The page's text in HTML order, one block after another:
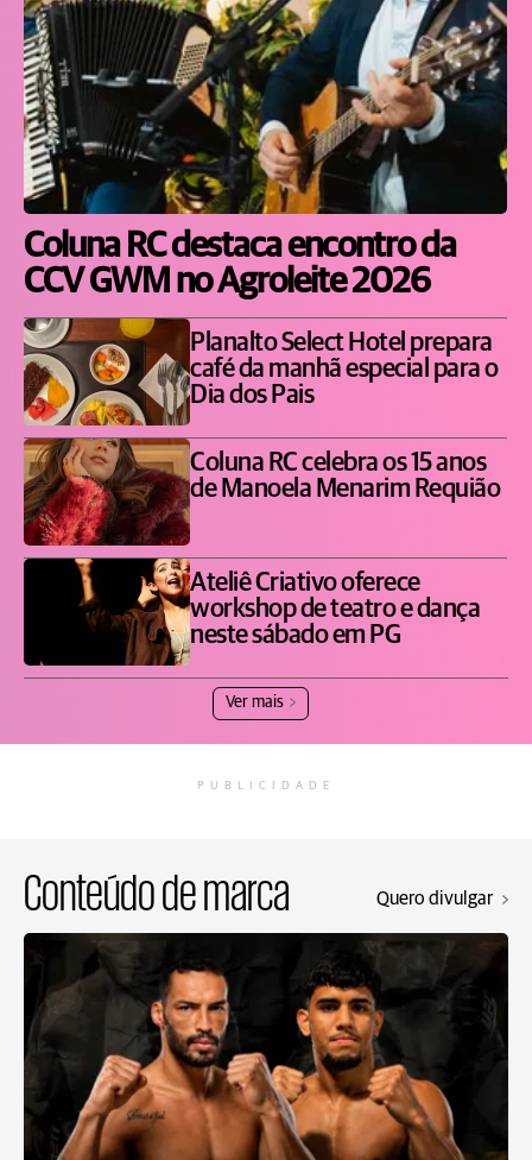
Coluna RC destaca encontro da
CCV GWM no Agroleite 2026
Planalto Select Hotel prepara
café da manhã especial para o
Dia dos Pais
Coluna RC celebra os 15 anos
de Manoela Menarim Requião
Ateliê Criativo oferece
workshop de teatro e dança
neste sábado em PG
Ver mais
PUBLICIDADE
Conteúdo de marca Quero divulgar